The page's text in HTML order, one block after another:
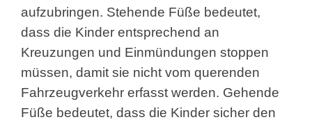
aufzubringen. Stehende Füße bedeutet,
dass die Kinder entsprechend an
Kreuzungen und Einmündungen stoppen
müssen, damit sie nicht vom querenden
Fahrzeugverkehr erfasst werden. Gehende
Füße bedeutet, dass die Kinder sicher den